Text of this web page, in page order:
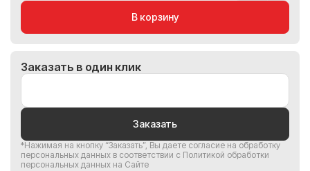
В корзину
Заказать в один клик
Заказать
*Нажимая на кнопку “Заказать”, Вы даете согласие на обработку
персональных данных в соответствии с Политикой обработки
персональных данных на Сайте